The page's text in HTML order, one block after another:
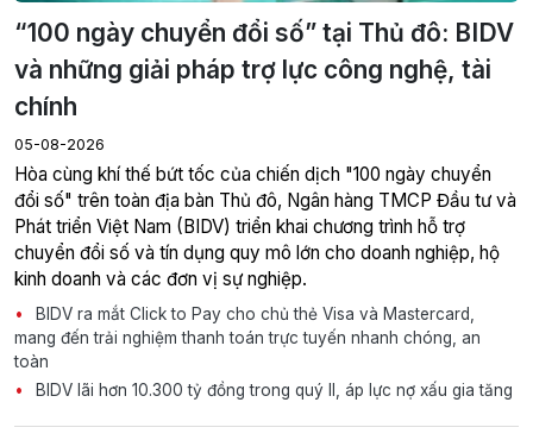
“100 ngày chuyển đổi số” tại Thủ đô: BIDV
và những giải pháp trợ lực công nghệ, tài
chính
05-08-2026
Hòa cùng khí thế bứt tốc của chiến dịch "100 ngày chuyển
đổi số" trên toàn địa bàn Thủ đô, Ngân hàng TMCP Đầu tư và
Phát triển Việt Nam (BIDV) triển khai chương trình hỗ trợ
chuyển đổi số và tín dụng quy mô lớn cho doanh nghiệp, hộ
kinh doanh và các đơn vị sự nghiệp.
BIDV ra mắt Click to Pay cho chủ thẻ Visa và Mastercard,
mang đến trải nghiệm thanh toán trực tuyến nhanh chóng, an
toàn
BIDV lãi hơn 10.300 tỷ đồng trong quý II, áp lực nợ xấu gia tăng